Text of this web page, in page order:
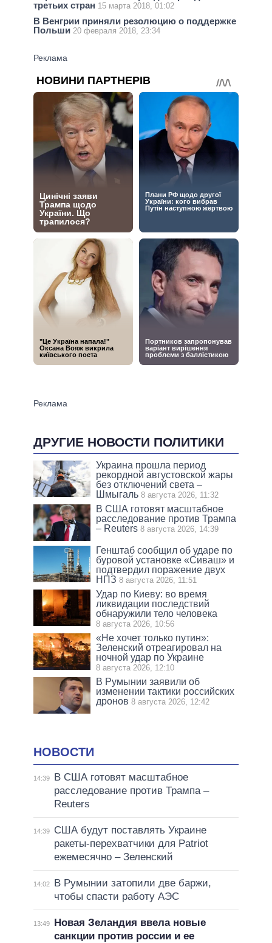
третьих стран 15 марта 2018, 01:02
В Венгрии приняли резолюцию о поддержке
Польши 20 февраля 2018, 23:34
ДРУГИЕ НОВОСТИ ПОЛИТИКИ
Украина прошла период
рекордной августовской жары
без отключений света –
Шмыгаль 8 августа 2026, 11:32
В США готовят масштабное
расследование против Трампа
– Reuters 8 августа 2026, 14:39
Генштаб сообщил об ударе по
буровой установке «Сиваш» и
подтвердил поражение двух
НПЗ 8 августа 2026, 11:51
Удар по Киеву: во время
ликвидации последствий
обнаружили тело человека
8 августа 2026, 10:56
«Не хочет только путин»:
Зеленский отреагировал на
ночной удар по Украине
8 августа 2026, 12:10
В Румынии заявили об
изменении тактики российских
дронов 8 августа 2026, 12:42
НОВОСТИ
14:39
В США готовят масштабное
расследование против Трампа –
Reuters
14:39
США будут поставлять Украине
ракеты-перехватчики для Patriot
ежемесячно – Зеленский
14:02
В Румынии затопили две баржи,
чтобы спасти работу АЭС
13:49
Новая Зеландия ввела новые
санкции против россии и ее